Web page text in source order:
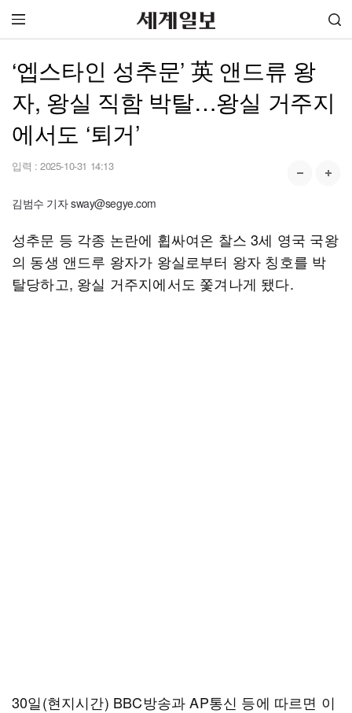
‘엡스타인 성추문’ 英 앤드류 왕
자, 왕실 직함 박탈…왕실 거주지
에서도 ‘퇴거’
입력 : 2025-10-31 14:13
김범수 기자 sway@segye.com
성추문 등 각종 논란에 휩싸여온 찰스 3세 영국 국왕
의 동생 앤드루 왕자가 왕실로부터 왕자 칭호를 박
탈당하고, 왕실 거주지에서도 쫓겨나게 됐다.
30일(현지시간) BBC방송과 AP통신 등에 따르면 이